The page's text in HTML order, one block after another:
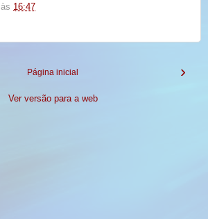
às 16:47
›
Página inicial
Ver versão para a web